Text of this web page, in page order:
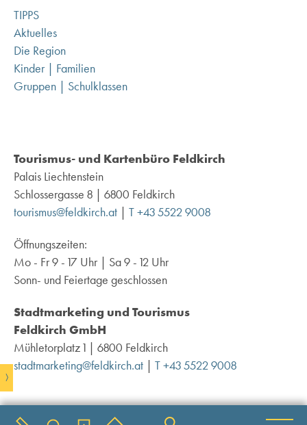
Tourismus- und Kartenbüro Feldkirch
Palais Liechtenstein
Schlossergasse 8 | 6800 Feldkirch
tourismus@feldkirch.at
T +43 5522 9008
Öffnungszeiten:
Mo - Fr 9 - 17 Uhr | Sa 9 - 12 Uhr
Sonn- und Feiertage geschlossen
Stadtmarketing und Tourismus
Feldkirch GmbH
Mühletorplatz 1 | 6800 Feldkirch
stadtmarketing@feldkirch.at
T +43 5522 9008
TIPPS
Aktuelles
Die Region
Kinder | Familien
Gruppen | Schulklassen